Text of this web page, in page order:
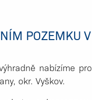
POZEMKU
nabízíme
okr. Vyškov.